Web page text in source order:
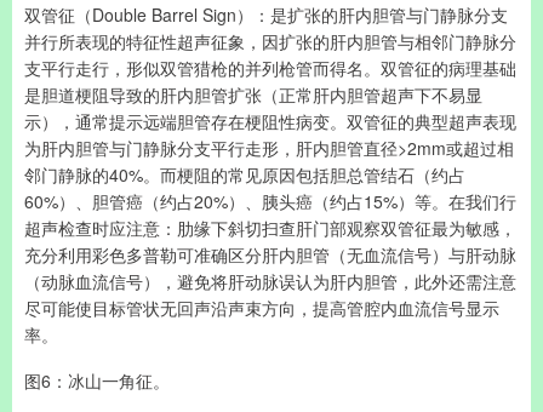
双管征（Double Barrel Sign）：是扩张的肝内胆管与门静脉分支
并行所表现的特征性超声征象，因扩张的肝内胆管与相邻门静脉分
支平行走行，形似双管猎枪的并列枪管而得名。双管征的病理基础
是胆道梗阻导致的肝内胆管扩张（正常肝内胆管超声下不易显
示），通常提示远端胆管存在梗阻性病变。双管征的典型超声表现
为肝内胆管与门静脉分支平行走形，肝内胆管直径>2mm或超过相
邻门静脉的40%。而梗阻的常见原因包括胆总管结石（约占
60%）、胆管癌（约占20%）、胰头癌（约占15%）等。在我们行
超声检查时应注意：肋缘下斜切扫查肝门部观察双管征最为敏感，
充分利用彩色多普勒可准确区分肝内胆管（无血流信号）与肝动脉
（动脉血流信号），避免将肝动脉误认为肝内胆管，此外还需注意
尽可能使目标管状无回声沿声束方向，提高管腔内血流信号显示
率。
图6：冰山一角征。